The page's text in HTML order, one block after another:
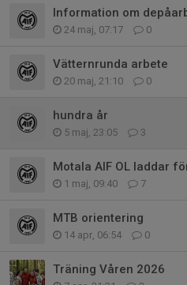
Information om
24 maj, 07:17 0
Vätternrunda arbete
20 maj, 21:10 0
hundra år
5 maj, 23:05 3
1 maj, 09:40 7
MTB orientering
14 apr, 06:54 0
Träning Våren 2026